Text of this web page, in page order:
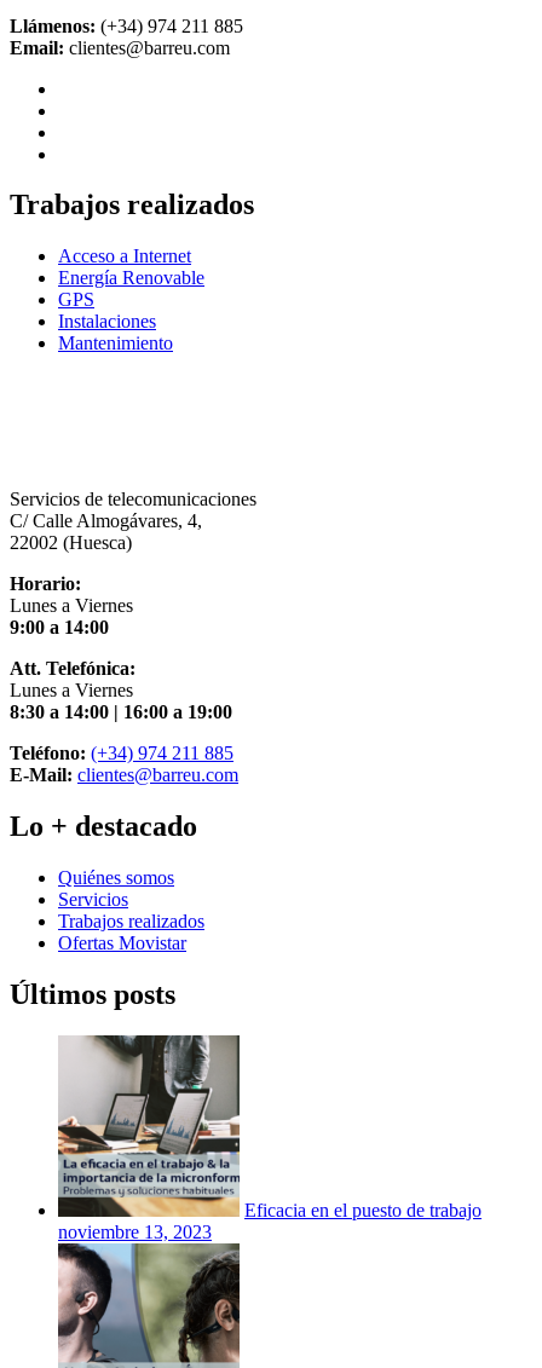
Llámenos: (+34) 974 211 885
Email: clientes@barreu.com
Trabajos realizados
Acceso a Internet
Energía Renovable
GPS
Instalaciones
Mantenimiento
Servicios de telecomunicaciones
C/ Calle Almogávares, 4,
22002 (Huesca)
Horario:
Lunes a Viernes
9:00 a 14:00
Att. Telefónica:
Lunes a Viernes
8:30 a 14:00 | 16:00 a 19:00
Teléfono: (+34) 974 211 885
E-Mail: clientes@barreu.com
Lo + destacado
Quiénes somos
Servicios
Trabajos realizados
Ofertas Movistar
Últimos posts
Eficacia en el puesto de trabajo
noviembre 13, 2023